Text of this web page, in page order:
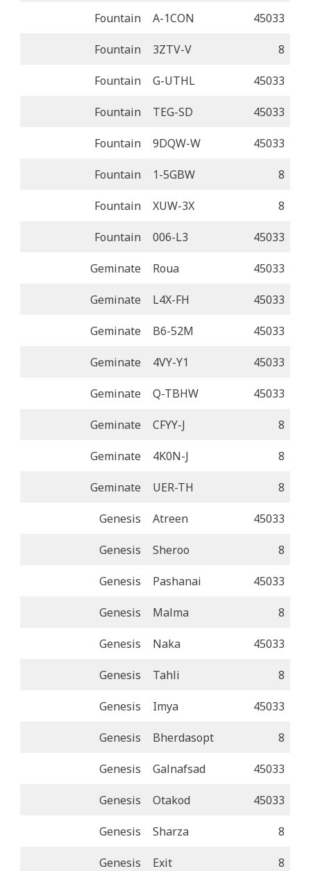
Fountain A-1CON 45033
Fountain 3ZTV-V 8
Fountain G-UTHL 45033
Fountain TEG-SD 45033
Fountain 9DQW-W 45033
Fountain 1-5GBW 8
Fountain XUW-3X 8
Fountain 006-L3 45033
Geminate Roua 45033
Geminate L4X-FH 45033
Geminate B6-52M 45033
Geminate 4VY-Y1 45033
Geminate Q-TBHW 45033
Geminate CFYY-J 8
Geminate 4K0N-J 8
Geminate UER-TH 8
Genesis Atreen 45033
Genesis Sheroo 8
Genesis Pashanai 45033
Genesis Malma 8
Genesis Naka 45033
Genesis Tahli 8
Genesis Imya 45033
Genesis Bherdasopt 8
Genesis Galnafsad 45033
Genesis Otakod 45033
Genesis Sharza 8
Genesis Exit 8